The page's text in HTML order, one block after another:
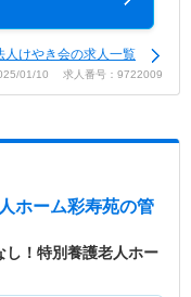
人けやき会の求人一覧
01/10 求人番号：9722009
ホーム彩寿苑の管
し！特別養護老人ホー